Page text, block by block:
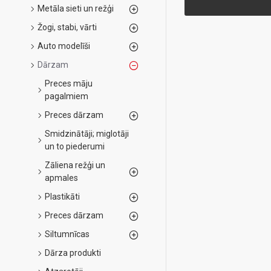
Metāla sieti un režģi
Žogi, stabi, vārti
Auto modelīši
Dārzam
Preces māju
pagalmiem
Preces dārzam
Smidzinātāji; miglotāji
un to piederumi
Zāliena režģi un
apmales
Plastikāti
Preces dārzam
Siltumnīcas
Dārza produkti